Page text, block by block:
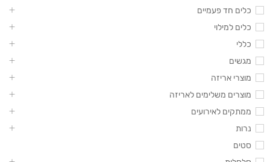
כלים חד פעמיים
כלים למילוי
כללי
מגשים
מוצרי אריזה
מוצרים משלימים לאריזה
ממתקים לאירועים
נרות
סטים